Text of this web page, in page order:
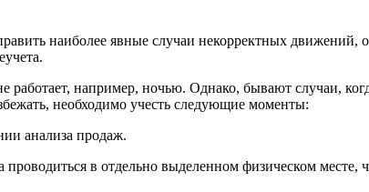
наиболее явные случаи некорректных
например, ночью. Однако, бывают случаи,
необходимо учесть следующие моменты:
анализа продаж.
в отдельно выделенном физическом